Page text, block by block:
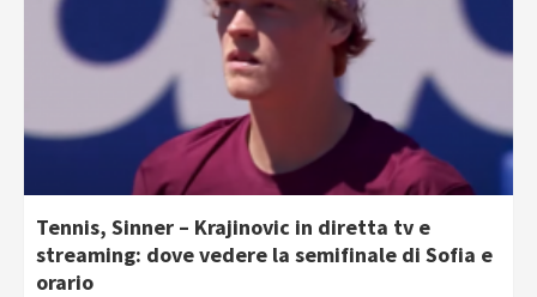
Tennis, Sinner – Krajinovic in diretta tv e
streaming: dove vedere la semifinale di Sofia e
orario